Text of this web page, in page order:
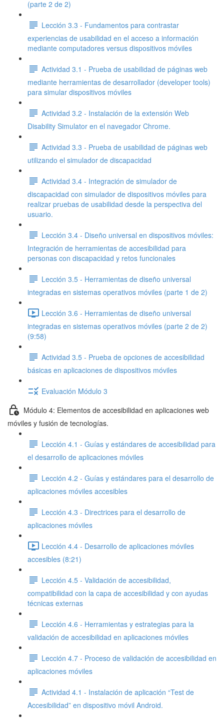
(parte 2 de 2)
Lección 3.3 - Fundamentos para contrastar
experiencias de usabilidad en el acceso a información
mediante computadores versus dispositivos móviles
Actividad 3.1 - Prueba de usabilidad de páginas web
mediante herramientas de desarrollador (developer tools)
para simular dispositivos móviles
Actividad 3.2 - Instalación de la extensión Web
Disability Simulator en el navegador Chrome.
Actividad 3.3 - Prueba de usabilidad de páginas web
utilizando el simulador de discapacidad
Actividad 3.4 - Integración de simulador de
discapacidad con simulador de dispositivos móviles para
realizar pruebas de usabilidad desde la perspectiva del
usuario.
Lección 3.4 - Diseño universal en dispositivos móviles:
Integración de herramientas de accesibilidad para
personas con discapacidad y retos funcionales
Lección 3.5 - Herramientas de diseño universal
integradas en sistemas operativos móviles (parte 1 de 2)
Lección 3.6 - Herramientas de diseño universal
integradas en sistemas operativos móviles (parte 2 de 2)
(9:58)
Actividad 3.5 - Prueba de opciones de accesibilidad
básicas en aplicaciones de dispositivos móviles
Evaluación Módulo 3
Módulo 4: Elementos de accesibilidad en aplicaciones web
móviles y fusión de tecnologías.
Lección 4.1 - Guías y estándares de accesibilidad para
el desarrollo de aplicaciones móviles
Lección 4.2 - Guías y estándares para el desarrollo de
aplicaciones móviles accesibles
Lección 4.3 - Directrices para el desarrollo de
aplicaciones móviles
Lección 4.4 - Desarrollo de aplicaciones móviles
accesibles (8:21)
Lección 4.5 - Validación de accesibilidad,
compatibilidad con la capa de accesibilidad y con ayudas
técnicas externas
Lección 4.6 - Herramientas y estrategias para la
validación de accesibilidad en aplicaciones móviles
Lección 4.7 - Proceso de validación de accesibilidad en
aplicaciones móviles
Actividad 4.1 - Instalación de aplicación “Test de
Accesibilidad” en dispositivo móvil Android.